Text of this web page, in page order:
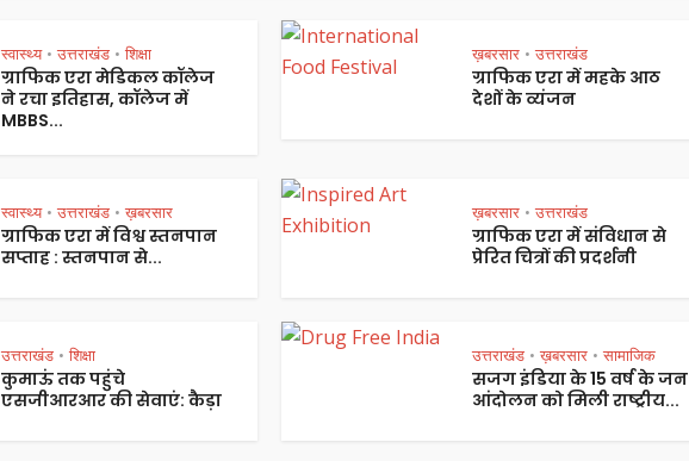
स्वास्थ्य • उत्तराखंड • शिक्षा
ग्राफिक एरा मेडिकल कॉलेज
ने रचा इतिहास, कॉलेज में
MBBS...
ख़बरसार • उत्तराखंड
ग्राफिक एरा में महके आठ
देशों के व्यंजन
स्वास्थ्य • उत्तराखंड • ख़बरसार
ग्राफिक एरा में विश्व स्तनपान
सप्ताह : स्तनपान से...
ख़बरसार • उत्तराखंड
ग्राफिक एरा में संविधान से
प्रेरित चित्रों की प्रदर्शनी
उत्तराखंड • शिक्षा
कुमाऊं तक पहुंचे
एसजीआरआर की सेवाएं: कैड़ा
उत्तराखंड • ख़बरसार • सामाजिक
सजग इंडिया के 15 वर्ष के जन
आंदोलन को मिली राष्ट्रीय...